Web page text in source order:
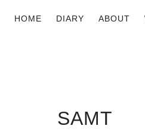
HOME DIARY ABOUT
SAMT